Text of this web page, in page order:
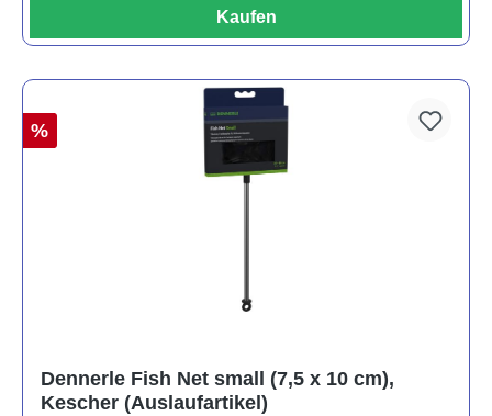
Kaufen
%
Dennerle Fish Net small (7,5 x 10 cm),
Kescher (Auslaufartikel)